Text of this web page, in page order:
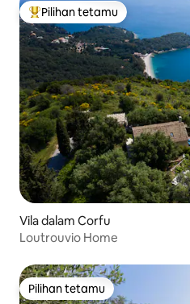
Pilihan utama tetamu
Pilihan tetamu
Vila dalam Corfu
Loutrouvio Home
Pilihan tetamu
Pilihan tetamu